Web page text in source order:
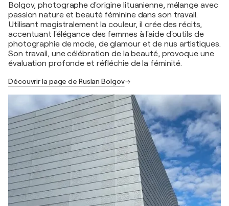
Bolgov, photographe d'origine lituanienne, mélange avec
passion nature et beauté féminine dans son travail.
Utilisant magistralement la couleur, il crée des récits,
accentuant l'élégance des femmes à l'aide d'outils de
photographie de mode, de glamour et de nus artistiques.
Son travail, une célébration de la beauté, provoque une
évaluation profonde et réfléchie de la féminité.
Découvrir la page de Ruslan Bolgov